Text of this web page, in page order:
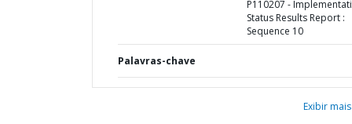
P110207 -
Status Results Report :
Sequence 10
Palavras-chave
Exibir mais